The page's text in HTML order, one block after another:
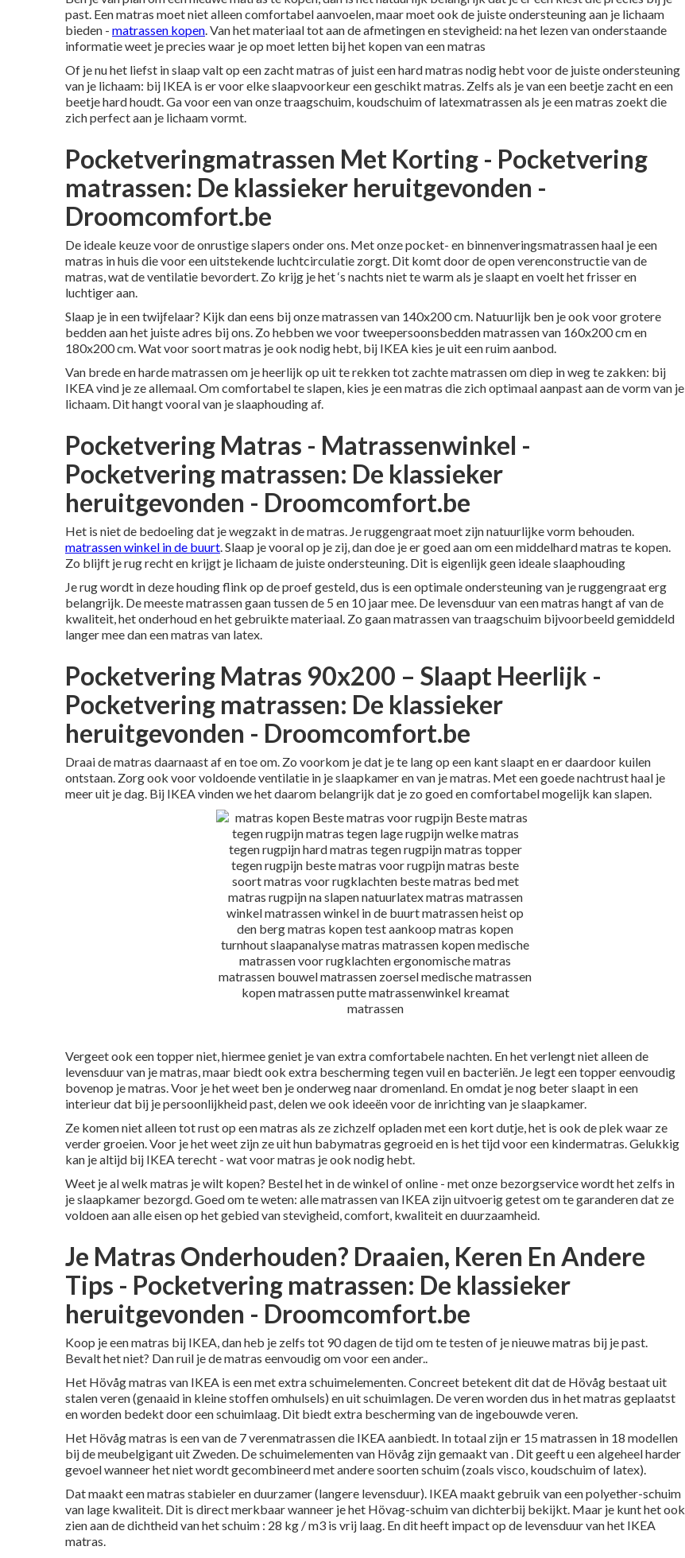
past. Een matras moet niet alleen comfortabel aanvoelen, maar moet ook de juiste ondersteuning aan je lichaam
bieden - matrassen kopen. Van het materiaal tot aan de afmetingen en stevigheid: na het lezen van onderstaande
informatie weet je precies waar je op moet letten bij het kopen van een matras
Of je nu het liefst in slaap valt op een zacht matras of juist een hard matras nodig hebt voor de juiste ondersteuning
van je lichaam: bij IKEA is er voor elke slaapvoorkeur een geschikt matras. Zelfs als je van een beetje zacht en een
beetje hard houdt. Ga voor een van onzetraagschuim, koudschuim of latexmatrassenals je een matras zoekt die
zich perfect aan je lichaam vormt.
Pocketveringmatrassen Met Korting - Pocketvering
matrassen: De klassieker heruitgevonden -
Droomcomfort.be
De ideale keuze voor de onrustige slapers onder ons. Met onzepocket- en binnenveringsmatrassenhaal je een
matras in huis die voor een uitstekende luchtcirculatie zorgt. Dit komt door de open verenconstructie van de
matras, wat de ventilatie bevordert. Zo krijg je het ‘s nachts niet te warm als je slaapt en voelt het frisser en
luchtiger aan.
Slaap je in een twijfelaar? Kijk dan eens bij onze matrassen van 140x200 cm. Natuurlijk ben je ook voor grotere
bedden aan het juiste adres bij ons. Zo hebben we voortweepersoonsbeddenmatrassen van 160x200 cm en
180x200 cm. Wat voor soort matras je ook nodig hebt, bij IKEA kies je uit een ruim aanbod.
Van brede en harde matrassen om je heerlijk op uit te rekken tot zachte matrassen om diep in weg te zakken: bij
IKEA vind je ze allemaal. Om comfortabel te slapen, kies je een matras die zich optimaal aanpast aan de vorm van je
lichaam. Dit hangt vooral van je slaaphouding af.
Pocketvering Matras - Matrassenwinkel -
Pocketvering matrassen: De klassieker
heruitgevonden - Droomcomfort.be
Het is niet de bedoeling dat je wegzakt in de matras. Je ruggengraat moet zijn natuurlijke vorm behouden.
matrassen winkel in de buurt. Slaap je vooral op je zij, dan doe je er goed aan om een middelhard matras te kopen.
Zo blijft je rug recht en krijgt je lichaam de juiste ondersteuning. Dit is eigenlijk geen ideale slaaphouding
Je rug wordt in deze houding flink op de proef gesteld, dus is een optimale ondersteuning van je ruggengraat erg
belangrijk. De meeste matrassen gaan tussen de 5 en 10 jaar mee. De levensduur van een matras hangt af van de
kwaliteit, het onderhoud en het gebruikte materiaal. Zo gaan matrassen van traagschuim bijvoorbeeld gemiddeld
langer mee dan een matras van latex.
Pocketvering Matras 90x200 – Slaapt Heerlijk -
Pocketvering matrassen: De klassieker
heruitgevonden - Droomcomfort.be
Draai de matras daarnaast af en toe om. Zo voorkom je dat je te lang op een kant slaapt en er daardoor kuilen
ontstaan. Zorg ook voor voldoende ventilatie in jeslaapkameren van je matras. Met een goede nachtrust haal je
meer uit je dag. Bij IKEA vinden we het daarom belangrijk dat je zo goed en comfortabel mogelijk kan slapen.
Vergeet ook eentopperniet, hiermee geniet je van extra comfortabele nachten. En het verlengt niet alleen de
levensduur van je matras, maar biedt ook extra bescherming tegen vuil en bacteriën. Je legt een topper eenvoudig
bovenop je matras. Voor je het weet ben je onderweg naar dromenland. En omdat je nog beter slaapt in een
interieur dat bij je persoonlijkheid past, delen we ook ideeën voor de inrichting van je slaapkamer.
Ze komen niet alleen tot rust op een matras als ze zichzelf opladen met een kort dutje, het is ook de plek waar ze
verder groeien. Voor je het weet zijn ze uit hun babymatras gegroeid en is het tijd voor een kindermatras. Gelukkig
kan je altijd bij IKEA terecht - wat voor matras je ook nodig hebt.
Weet je al welk matras je wilt kopen? Bestel het in de winkel of online - met onze bezorgservicewordt het zelfs in
je slaapkamer bezorgd. Goed om te weten: alle matrassen van IKEA zijn uitvoerig getest om te garanderen dat ze
voldoen aan alle eisen op het gebied van stevigheid, comfort, kwaliteit en duurzaamheid.
Je Matras Onderhouden? Draaien, Keren En Andere
Tips - Pocketvering matrassen: De klassieker
heruitgevonden - Droomcomfort.be
Koop je een matras bij IKEA, dan heb je zelfs tot 90 dagen de tijd om te testen of je nieuwe matras bij je past.
Bevalt het niet? Dan ruil je de matras eenvoudig om voor een ander..
Het Hövåg matras van IKEA is een met extra schuimelementen. Concreet betekent dit dat de Hövåg bestaat uit
stalen veren (genaaid in kleine stoffen omhulsels) en uit schuimlagen. De veren worden dus in het matras geplaatst
en worden bedekt door een schuimlaag. Dit biedt extra bescherming van de ingebouwde veren.
Het Hövåg matras is een van de 7 verenmatrassen die IKEA aanbiedt. In totaal zijn er 15 matrassen in 18 modellen
bij de meubelgigant uit Zweden. De schuimelementen van Hövåg zijn gemaakt van . Dit geeft u een algeheel harder
gevoel wanneer het niet wordt gecombineerd met andere soorten schuim (zoals visco, koudschuimof latex).
Dat maakt een matras stabieler en duurzamer (langere levensduur). IKEA maakt gebruik van een polyether-schuim
van lage kwaliteit. Dit is direct merkbaar wanneer je het Hövag-schuim van dichterbij bekijkt. Maar je kunt het ook
zien aan de dichtheid van het schuim : 28 kg / m3 is vrij laag. En dit heeft impact op de levensduur van het IKEA
matras.